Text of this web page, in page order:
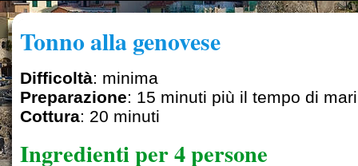
Tonno alla genovese
Difficoltà: minima
Preparazione: 15 minuti più il tempo di
Cottura: 20 minuti
Ingredienti per 4 persone